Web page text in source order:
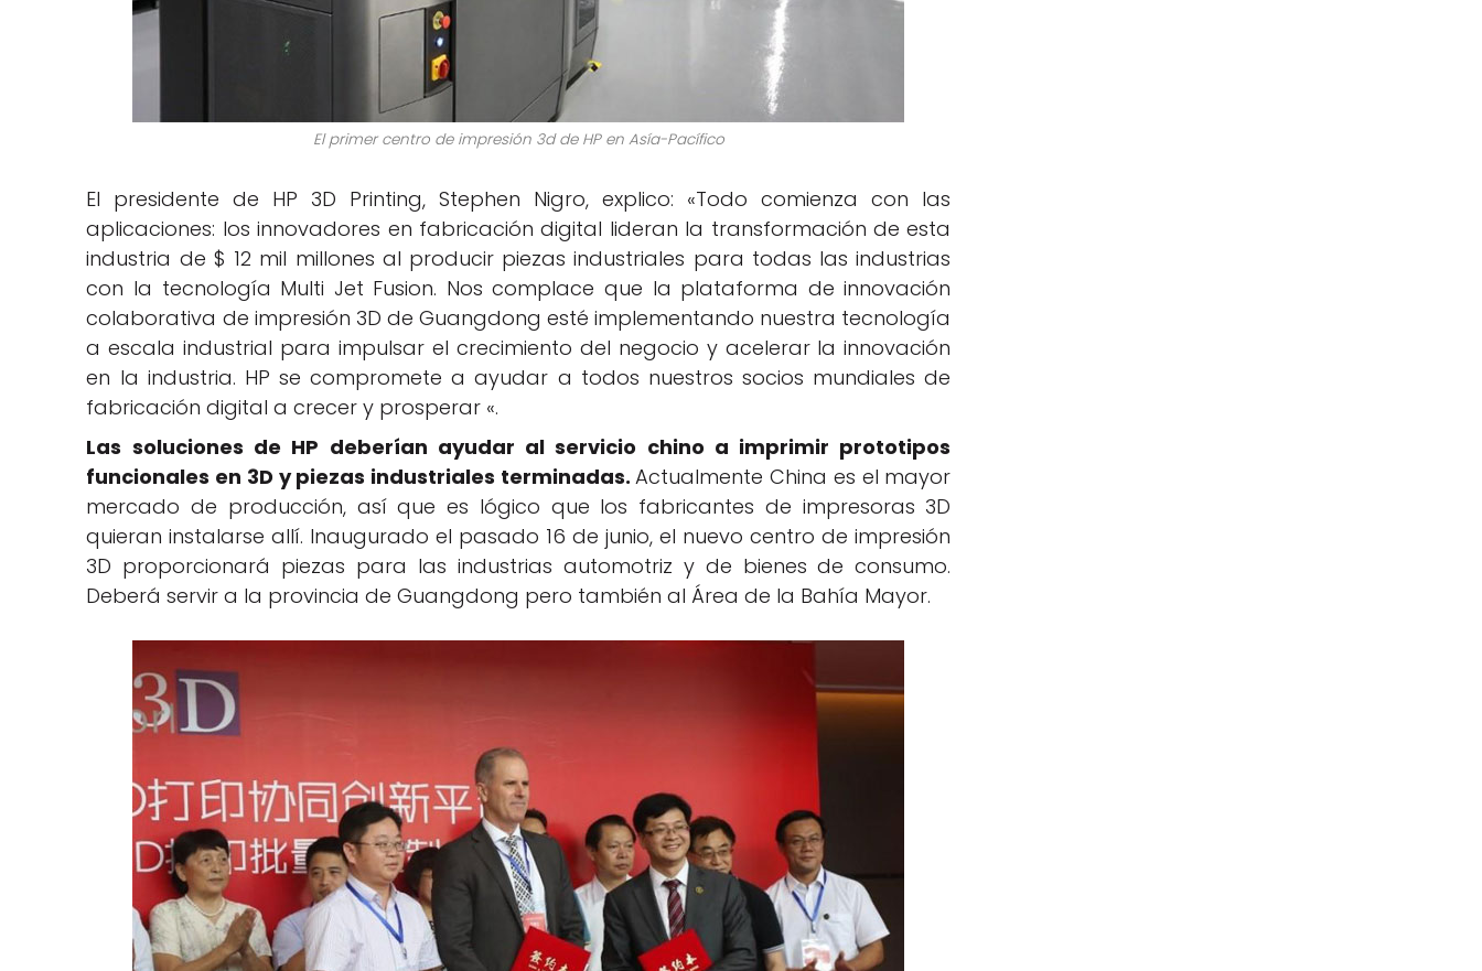
El primer centro de impresión 3d de HP en Asía-Pacífico
El presidente de HP 3D Printing, Stephen Nigro, explico: «Todo comienza con las
aplicaciones: los innovadores en fabricación digital lideran la transformación de esta
industria de $ 12 mil millones al producir piezas industriales para todas las industrias
con la tecnología Multi Jet Fusion. Nos complace que la plataforma de innovación
colaborativa de impresión 3D de Guangdong esté implementando nuestra tecnología
a escala industrial para impulsar el crecimiento del negocio y acelerar la innovación
en la industria. HP se compromete a ayudar a todos nuestros socios mundiales de
fabricación digital a crecer y prosperar «.
Las soluciones de HP deberían ayudar al servicio chino a imprimir prototipos
funcionales en 3D y piezas industriales terminadas.Actualmente China es el mayor
mercado de producción, así que es lógico que los fabricantes de impresoras 3D
quieran instalarse allí. Inaugurado el pasado 16 de junio, el nuevo centro de impresión
3D proporcionará piezas para las industrias automotriz y de bienes de consumo.
Deberá servir a la provincia de Guangdong pero también al Área de la Bahía Mayor.